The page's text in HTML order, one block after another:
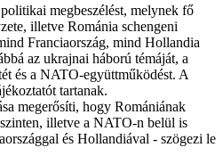
megbeszélést, melynek fő
illetve Románia schengeni
Franciaország, mind Hollandia
az ukrajnai háború témáját, a
és a NATO-együttműködést. A
tartanak.
megerősíti, hogy Romániának
illetve a NATO-n belül is
és Hollandiával - szögezi le